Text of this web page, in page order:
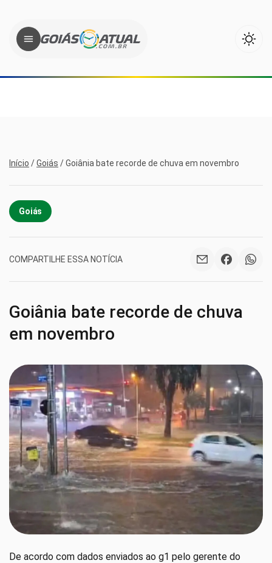
Início /Goiás /Goiânia bate recorde de chuva em novembro
Goiás
COMPARTILHE ESSA NOTÍCIA
Goiânia bate recorde de chuva
em novembro
De acordo com dados enviados ao g1 pelo gerente do